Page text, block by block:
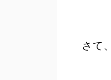
さて